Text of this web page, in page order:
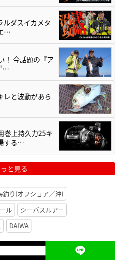
ルダスイカメタ
…
！ 今話題の『ア
レと波動があら
巻上持久力25キ
する…
と見る
釣り(オフショア／沖)
ル
シーバスルアー
DAIWA